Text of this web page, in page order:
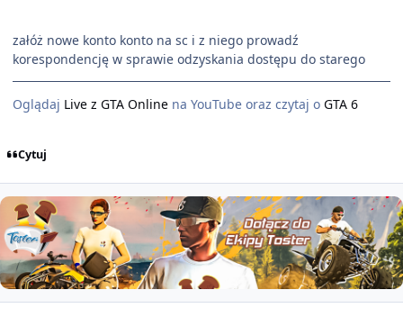
załóż nowe konto konto na sc i z niego prowadź
korespondencję w sprawie odzyskania dostępu do starego
Oglądaj Live z GTA Online na YouTube oraz czytaj o GTA 6
Cytuj